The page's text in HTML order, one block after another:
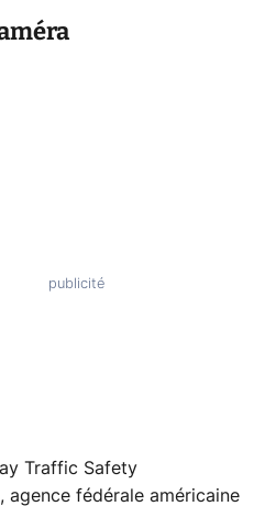
Traffic Safety
agence fédérale américaine